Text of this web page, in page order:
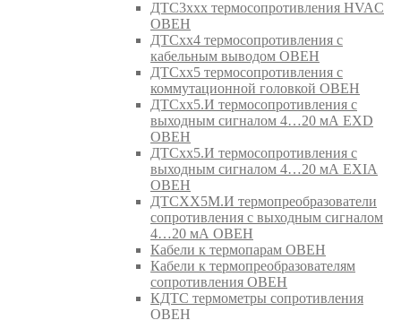
ДТС3ххх термосопротивления HVAC
ОВЕН
ДТСхх4 термосопротивления с
кабельным выводом ОВЕН
ДТСхх5 термосопротивления с
коммутационной головкой ОВЕН
ДТСхх5.И термосопротивления с
выходным сигналом 4…20 мА EXD
ОВЕН
ДТСхх5.И термосопротивления с
выходным сигналом 4…20 мА EXIA
ОВЕН
ДТСХХ5М.И термопреобразователи
сопротивления с выходным сигналом
4…20 мА ОВЕН
Кабели к термопарам ОВЕН
Кабели к термопреобразователям
сопротивления ОВЕН
КДТС термометры сопротивления
ОВЕН